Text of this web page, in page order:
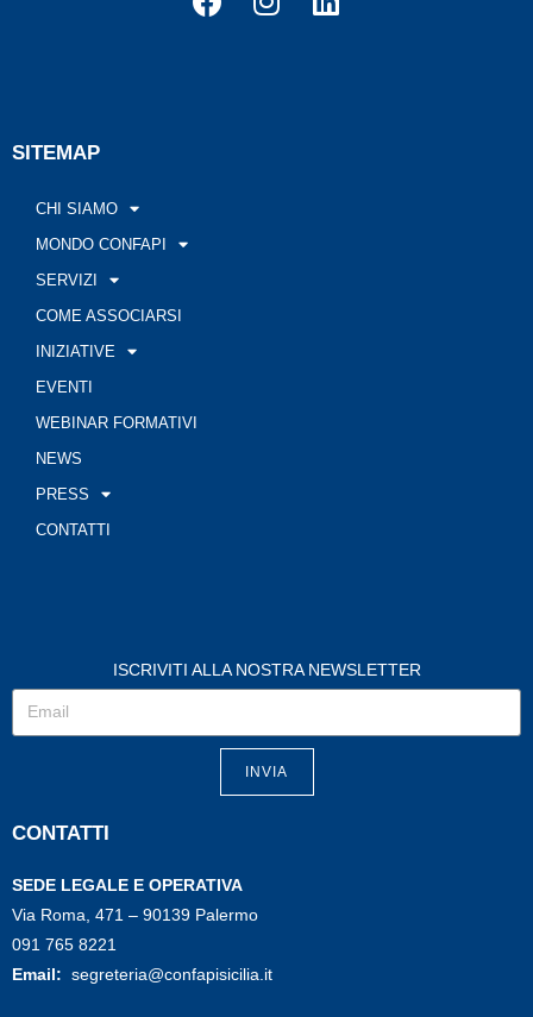
SITEMAP
CHI SIAMO
MONDO CONFAPI
SERVIZI
COME ASSOCIARSI
INIZIATIVE
EVENTI
WEBINAR FORMATIVI
NEWS
PRESS
CONTATTI
ISCRIVITI ALLA NOSTRA NEWSLETTER
INVIA
CONTATTI
SEDE LEGALE E OPERATIVA
Via Roma, 471 – 90139 Palermo
091 765 8221
Email: segreteria@confapisicilia.it